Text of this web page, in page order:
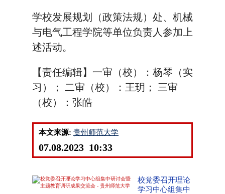
学校发展规划（政策法规）处、机械
与电气工程学院等单位负责人参加上
述活动。
【责任编辑】一审（校）：杨琴（实
习）； 二审（校）：王玥； 三审
（校）：张皓
本文来源: 贵州师范大学
07.08.2023 10:33
校党委召开理论
学习中心组集中